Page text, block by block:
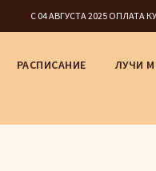
С 04 АВГУСТА 2025 ОПЛАТА
РАСПИСАНИЕ ЛУЧИ